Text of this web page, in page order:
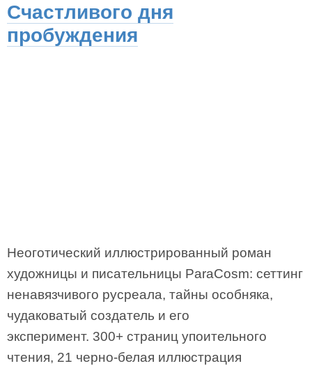
Счастливого дня
пробуждения
Неоготический иллюстрированный роман
художницы и писательницы ParaCosm: сеттинг
ненавязчивого русреала, тайны особняка,
чудаковатый создатель и его
эксперимент. 300+ страниц упоительного
чтения, 21 черно-белая иллюстрация